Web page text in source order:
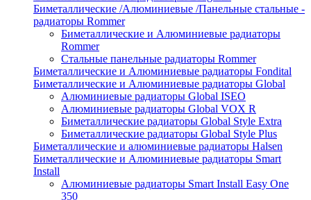
Биметаллические /Алюминиевые /Панельные стальные -
радиаторы Rommer
Биметаллические и Алюминиевые радиаторы
Rommer
Стальные панельные радиаторы Rommer
Биметаллические и Алюминиевые радиаторы Fondital
Биметаллические и Алюминиевые радиаторы Global
Алюминиевые радиаторы Global ISEO
Алюминиевые радиаторы Global VOX R
Биметаллические радиаторы Global Style Extra
Биметаллические радиаторы Global Style Plus
Биметаллические и алюминиевые радиаторы Halsen
Биметаллические и Алюминиевые радиаторы Smart
Install
Алюминиевые радиаторы Smart Install Easy One
350